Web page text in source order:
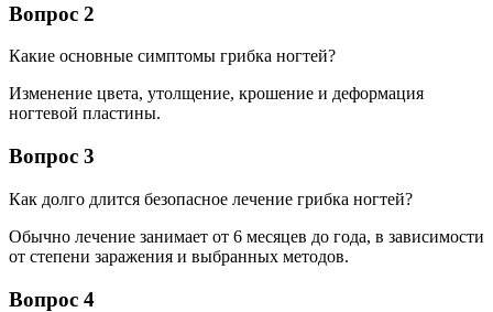
Вопрос 2
Какие основные симптомы грибка ногтей?
Изменение цвета, утолщение, крошение и деформация
ногтевой пластины.
Вопрос 3
Как долго длится безопасное лечение грибка ногтей?
Обычно лечение занимает от 6 месяцев до года, в зависимости
от степени заражения и выбранных методов.
Вопрос 4